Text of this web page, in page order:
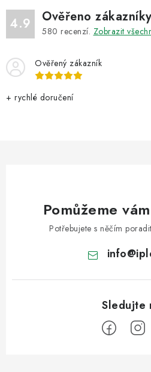
4.9 Ověřeno zákazníky
580 recenzí. Zobrazit
Ověřený zákazník
+ rychlé doručení
Pomůžeme
Potřebujete s něčím
info@